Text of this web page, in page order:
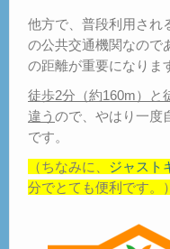
他方で、普段利用され
の公共交通機関なので
の距離が重要になりま
徒歩2分（約160m）と
違う ので、やはり一度
です。
（ちなみに、 ジャスト
分でとても便利です。）